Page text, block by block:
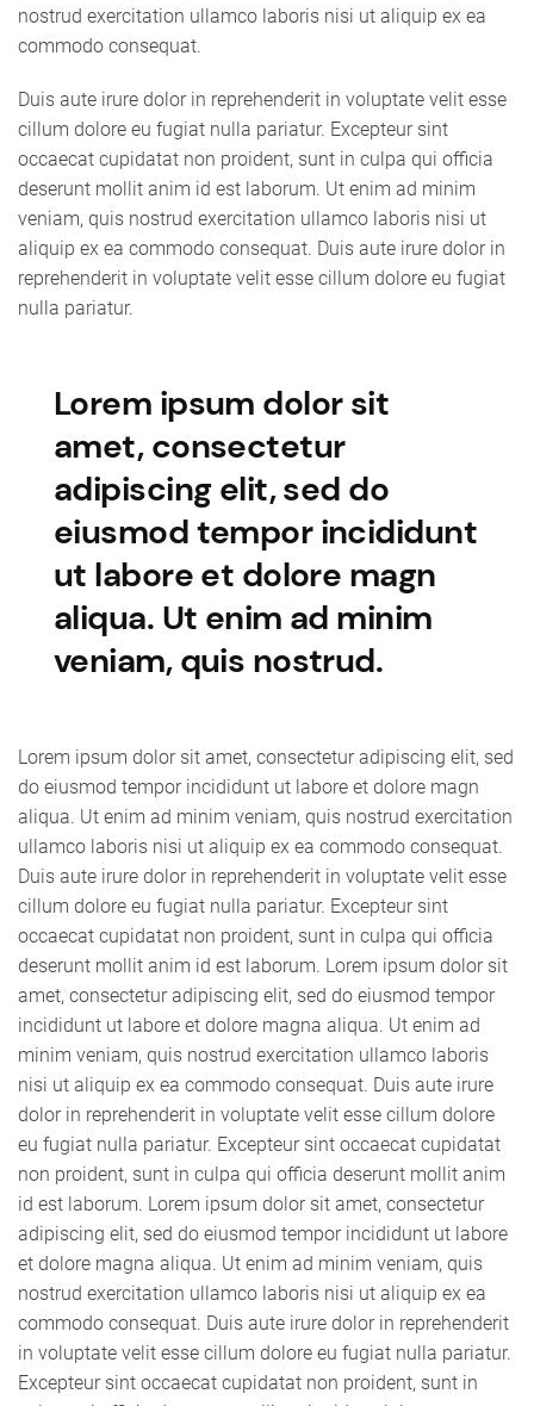
nostrud exercitation ullamco laboris nisi ut aliquip ex ea
commodo consequat.
Duis aute irure dolor in reprehenderit in voluptate velit esse
cillum dolore eu fugiat nulla pariatur. Excepteur sint
occaecat cupidatat non proident, sunt in culpa qui officia
deserunt mollit anim id est laborum. Ut enim ad minim
veniam, quis nostrud exercitation ullamco laboris nisi ut
aliquip ex ea commodo consequat. Duis aute irure dolor in
reprehenderit in voluptate velit esse cillum dolore eu fugiat
nulla pariatur.
Lorem ipsum dolor sit
amet, consectetur
adipiscing elit, sed do
eiusmod tempor incididunt
ut labore et dolore magn
aliqua. Ut enim ad minim
veniam, quis nostrud.
Lorem ipsum dolor sit amet, consectetur adipiscing elit, sed
do eiusmod tempor incididunt ut labore et dolore magn
aliqua. Ut enim ad minim veniam, quis nostrud exercitation
ullamco laboris nisi ut aliquip ex ea commodo consequat.
Duis aute irure dolor in reprehenderit in voluptate velit esse
cillum dolore eu fugiat nulla pariatur. Excepteur sint
occaecat cupidatat non proident, sunt in culpa qui officia
deserunt mollit anim id est laborum. Lorem ipsum dolor sit
amet, consectetur adipiscing elit, sed do eiusmod tempor
incididunt ut labore et dolore magna aliqua. Ut enim ad
minim veniam, quis nostrud exercitation ullamco laboris
nisi ut aliquip ex ea commodo consequat. Duis aute irure
dolor in reprehenderit in voluptate velit esse cillum dolore
eu fugiat nulla pariatur. Excepteur sint occaecat cupidatat
non proident, sunt in culpa qui officia deserunt mollit anim
id est laborum. Lorem ipsum dolor sit amet, consectetur
adipiscing elit, sed do eiusmod tempor incididunt ut labore
et dolore magna aliqua. Ut enim ad minim veniam, quis
nostrud exercitation ullamco laboris nisi ut aliquip ex ea
commodo consequat. Duis aute irure dolor in reprehenderit
in voluptate velit esse cillum dolore eu fugiat nulla pariatur.
Excepteur sint occaecat cupidatat non proident, sunt in